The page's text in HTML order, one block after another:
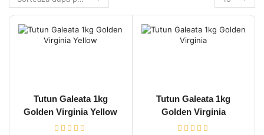
Tutun Galeata 1kg
Golden Virginia Yellow
Tutun Galeata 1kg
Golden Virginia